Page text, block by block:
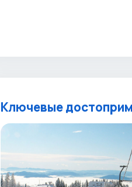
Ключевые